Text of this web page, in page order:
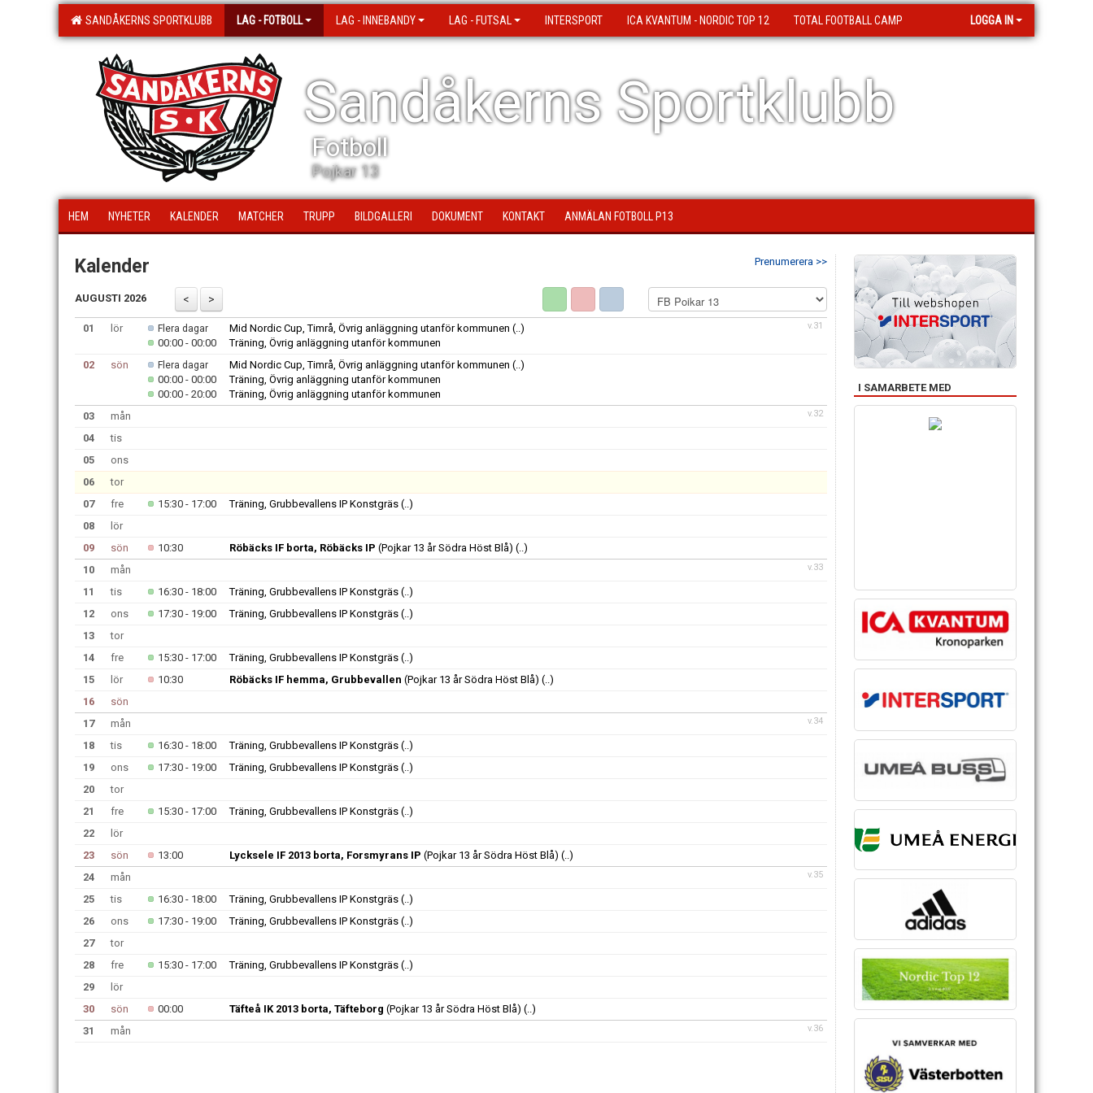
SANDÅKERNS SPORTKLUBB LAG - FOTBOLL LAG - INNEBANDY LAG - FUTSAL INTERSPORT ICA KVANTUM - NORDIC TOP 12 TOTAL FOOTBALL CAMP LOGGA IN
Sandåkerns Sportklubb
Fotboll
Pojkar 13
HEM NYHETER KALENDER MATCHER TRUPP BILDGALLERI DOKUMENT KONTAKT ANMÄLAN FOTBOLL P13
Prenumerera >>
Kalender
AUGUSTI 2026
v.31
01 lör Flera dagar Mid Nordic Cup, Timrå, Övrig anläggning utanför kommunen (..)
00:00 - 00:00
Träning, Övrig anläggning utanför kommunen
02
sön Flera dagar Mid Nordic Cup, Timrå, Övrig anläggning utanför kommunen (..)
00:00 - 00:00
Träning, Övrig anläggning utanför kommunen
00:00 - 20:00
Träning, Övrig anläggning utanför kommunen
v.32
03
mån
04
tis
05
ons
06
tor
07
fre 15:30 - 17:00 Träning, Grubbevallens IP Konstgräs (..)
08
lör
09
sön 10:30 Röbäcks IF borta, Röbäcks IP (Pojkar 13 år Södra Höst Blå) (..)
v.33
10
mån
11
tis 16:30 - 18:00 Träning, Grubbevallens IP Konstgräs (..)
12
ons 17:30 - 19:00 Träning, Grubbevallens IP Konstgräs (..)
13
tor
14
fre 15:30 - 17:00 Träning, Grubbevallens IP Konstgräs (..)
15
lör 10:30 Röbäcks IF hemma, Grubbevallen (Pojkar 13 år Södra Höst Blå) (..)
16
sön
v.34
17
mån
18
tis 16:30 - 18:00 Träning, Grubbevallens IP Konstgräs (..)
19
ons 17:30 - 19:00 Träning, Grubbevallens IP Konstgräs (..)
20
tor
21
fre 15:30 - 17:00 Träning, Grubbevallens IP Konstgräs (..)
22
lör
23
sön 13:00 Lycksele IF 2013 borta, Forsmyrans IP (Pojkar 13 år Södra Höst Blå) (..)
v.35
24
mån
25
tis 16:30 - 18:00 Träning, Grubbevallens IP Konstgräs (..)
26
ons 17:30 - 19:00 Träning, Grubbevallens IP Konstgräs (..)
27
tor
28
fre 15:30 - 17:00 Träning, Grubbevallens IP Konstgräs (..)
29
lör
30
sön 00:00 Täfteå IK 2013 borta, Täfteborg (Pojkar 13 år Södra Höst Blå) (..)
v.36
31 mån
I SAMARBETE MED